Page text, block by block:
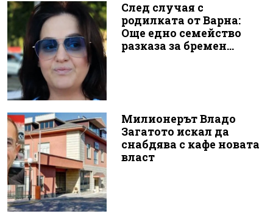
След случая с
родилката от Варна:
Още едно семейство
разказа за бремен...
Милионерът Владо
Загатото искал да
снабдява с кафе новата
власт